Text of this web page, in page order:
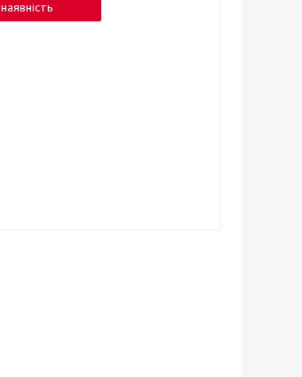
наявність